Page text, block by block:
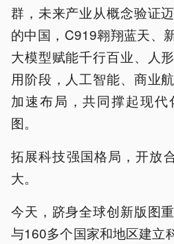
群，未来产业从概念验证
的中国，C919翱翔蓝天、
大模型赋能千行百业、人
用阶段，人工智能、商业
加速布局，共同撑起现
图。
拓展科技强国格局，开放
大。
今天，跻身全球创新版图
与160多个国家和地区建立